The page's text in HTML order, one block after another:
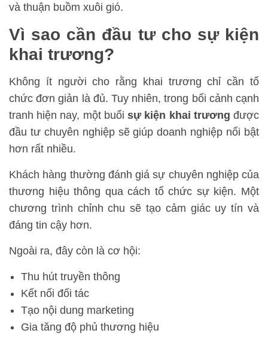
và thuận buồm xuôi gió.
Vì sao cần đầu tư cho sự kiện
khai trương?
Không ít người cho rằng khai trương chỉ cần tổ
chức đơn giản là đủ. Tuy nhiên, trong bối cảnh cạnh
tranh hiện nay, một buổisự kiện khai trương được
đầu tư chuyên nghiệp sẽ giúp doanh nghiệp nổi bật
hơn rất nhiều.
Khách hàng thường đánh giá sự chuyên nghiệp của
thương hiệu thông qua cách tổ chức sự kiện. Một
chương trình chỉnh chu sẽ tạo cảm giác uy tín và
đáng tin cậy hơn.
Ngoài ra, đây còn là cơ hội:
Thu hút truyền thông
Kết nối đối tác
Tạo nội dung marketing
Gia tăng độ phủ thương hiệu